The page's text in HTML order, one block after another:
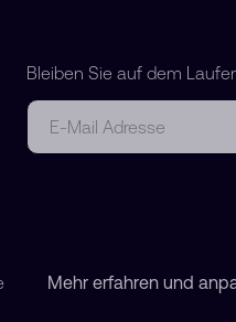
Bleiben Sie auf dem
©
Mehr erfahren und